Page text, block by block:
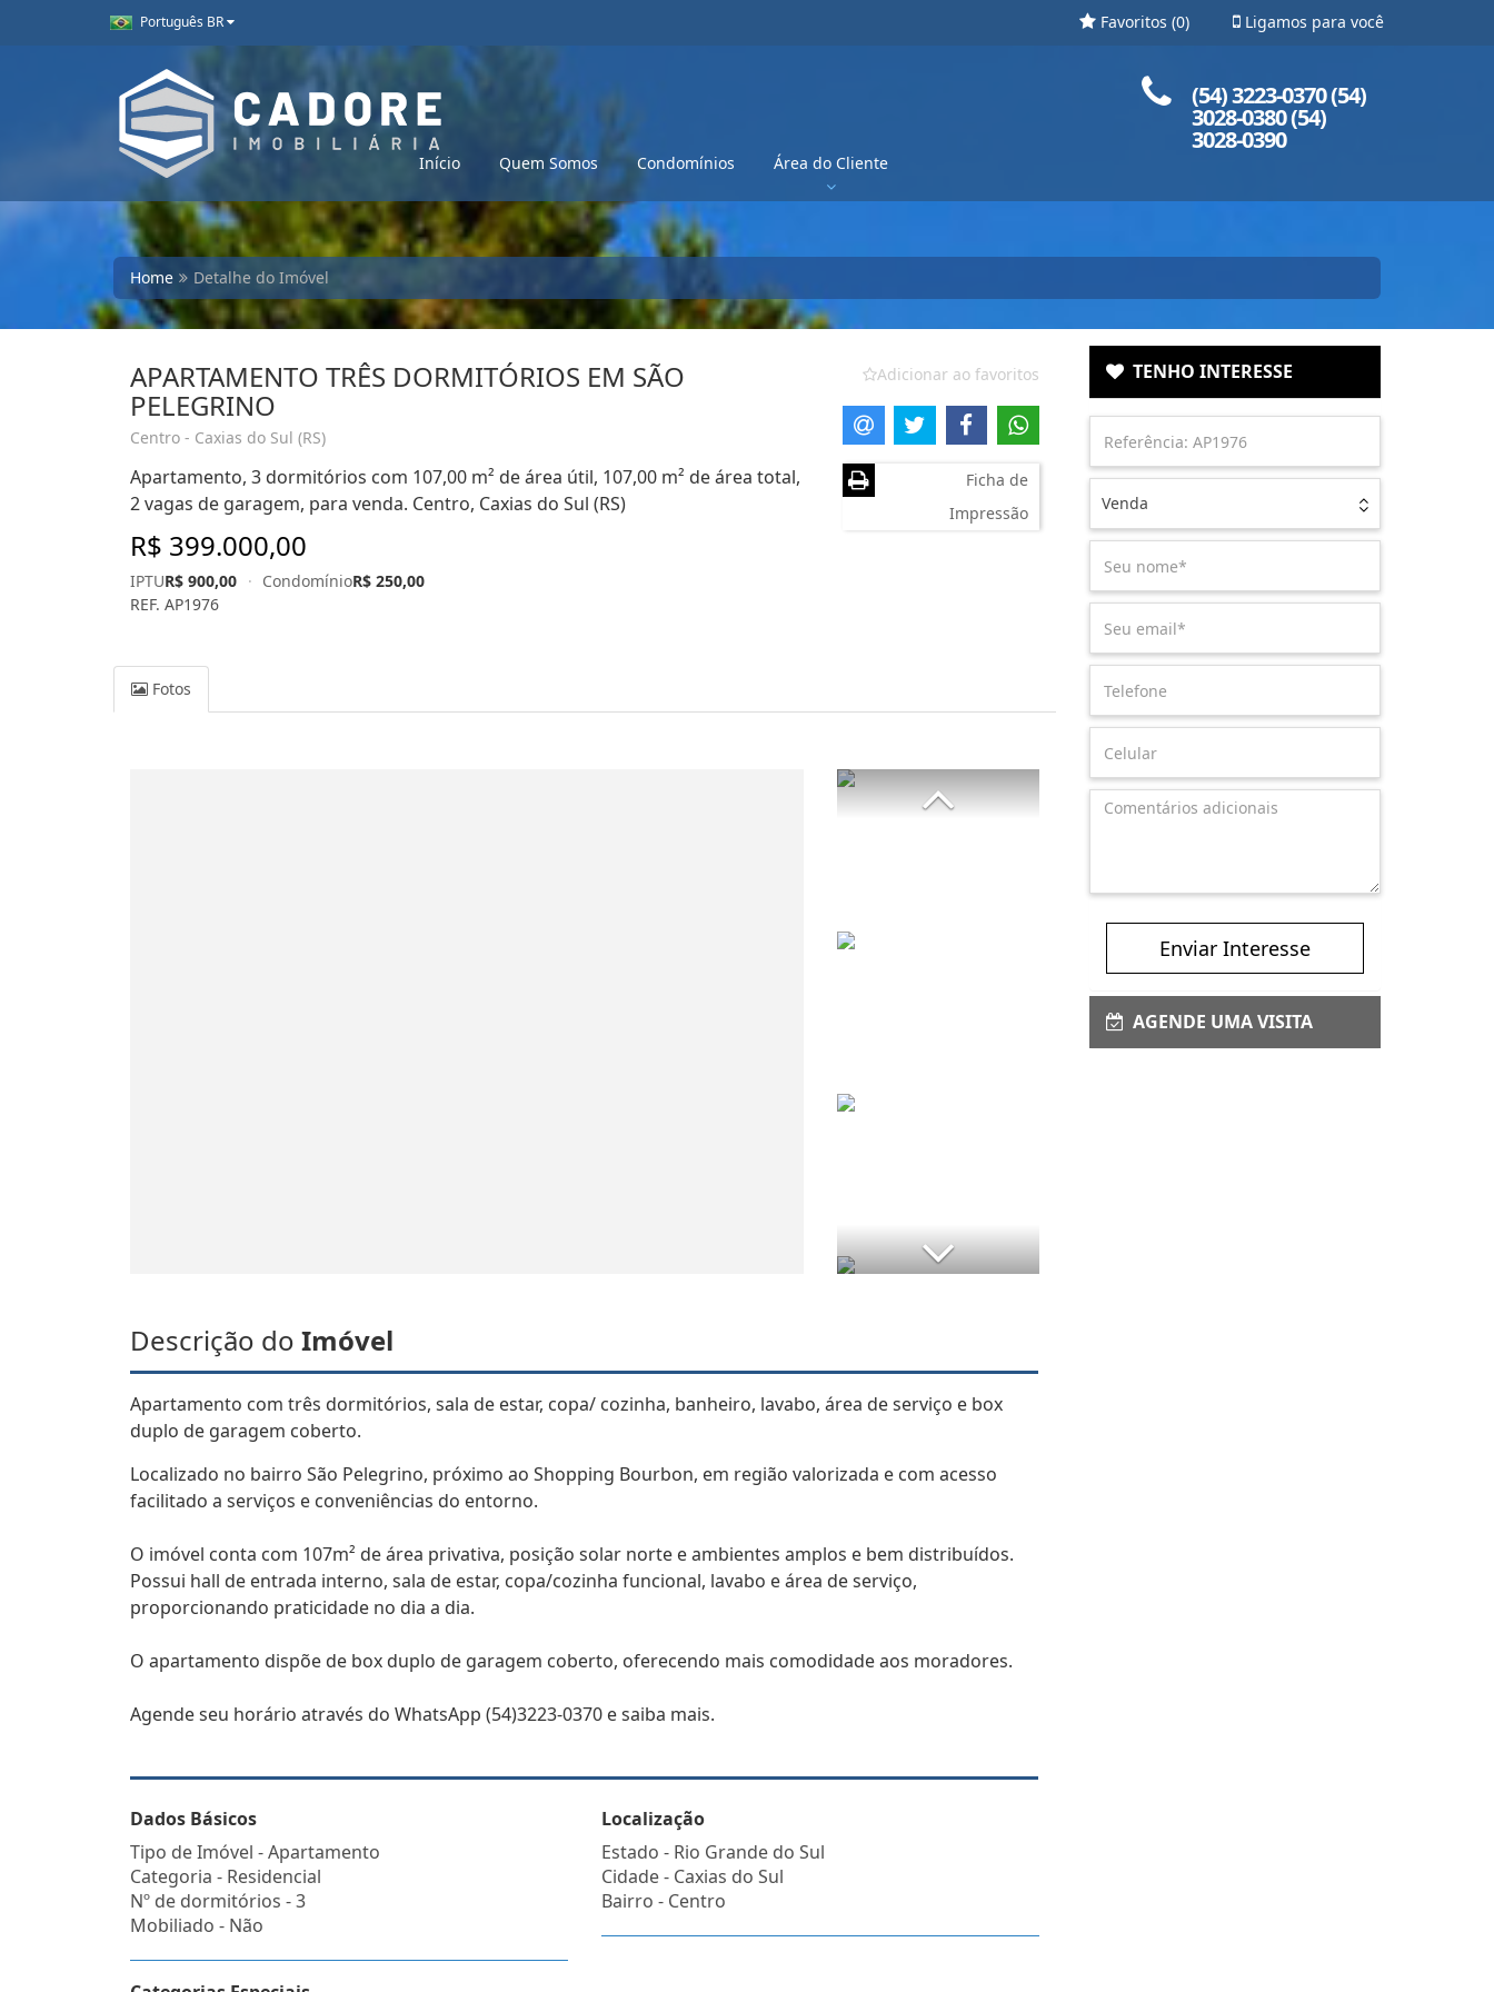
Português BR Ligamos para você
Favoritos (0)
Início Quem Somos Condomínios Área do Cliente
(54) 3223-0370 (54)
3028-0380 (54)
3028-0390
Home Detalhe do Imóvel
APARTAMENTO TRÊS DORMITÓRIOS EM SÃO
PELEGRINO
Centro - Caxias do Sul (RS)
Apartamento, 3 dormitórios com 107,00 m² de área útil, 107,00 m² de área total,
2 vagas de garagem, para venda. Centro, Caxias do Sul (RS)
R$ 399.000,00
IPTUR$ 900,00 · CondomínioR$ 250,00
REF. AP1976
Adicionar ao favoritos
Ficha de
Impressão
Fotos
Descrição do Imóvel
Apartamento com três dormitórios, sala de estar, copa/ cozinha, banheiro, lavabo, área de serviço e box
duplo de garagem coberto.
Localizado no bairro São Pelegrino, próximo ao Shopping Bourbon, em região valorizada e com acesso
facilitado a serviços e conveniências do entorno.
O imóvel conta com 107m² de área privativa, posição solar norte e ambientes amplos e bem distribuídos.
Possui hall de entrada interno, sala de estar, copa/cozinha funcional, lavabo e área de serviço,
proporcionando praticidade no dia a dia.
O apartamento dispõe de box duplo de garagem coberto, oferecendo mais comodidade aos moradores.
Agende seu horário através do WhatsApp (54)3223-0370 e saiba mais.
Dados Básicos
Tipo de Imóvel - Apartamento
Categoria - Residencial
Nº de dormitórios - 3
Mobiliado - Não
Localização
Estado - Rio Grande do Sul
Cidade - Caxias do Sul
Bairro - Centro
TENHO INTERESSE
Venda
Enviar Interesse
AGENDE UMA VISITA